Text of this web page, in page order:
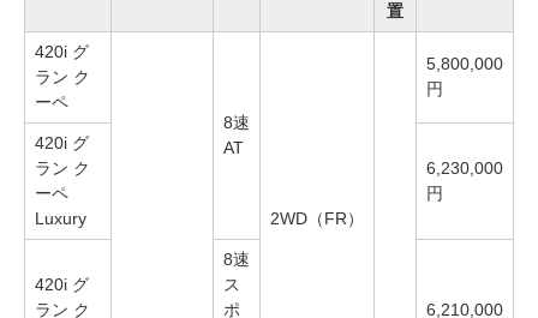
置
420i グ
ラン ク
ーペ
8速
AT
2WD（FR）
5,800,000
円
420i グ
ラン ク
ーペ
Luxury
6,230,000
円
420i グ
ラン ク
8速
ス
ポ
6,210,000